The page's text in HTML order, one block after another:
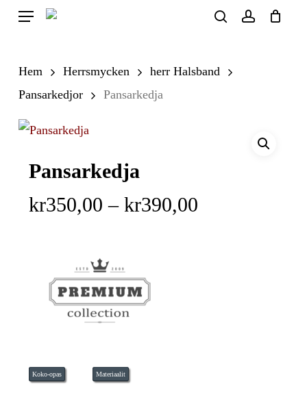
Skip
content
Menu
Hem Herrsmycken
herr Halsband
Pansarkedjor
Pansarkedja
Pansarkedja
kr350,00 – kr390,00Prisintervall:
Koko-opas Materiaalit